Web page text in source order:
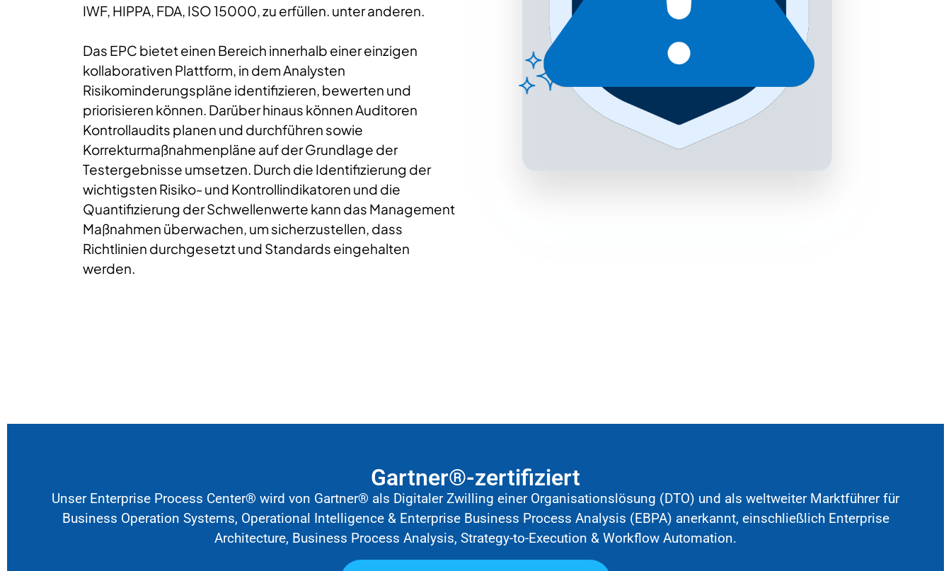
IWF, HIPPA, FDA, ISO 15000, zu erfüllen. unter anderen.
Das EPC bietet einen Bereich innerhalb einer einzigen
kollaborativen Plattform, in dem Analysten
Risikominderungspläne identifizieren, bewerten und
priorisieren können. Darüber hinaus können Auditoren
Kontrollaudits planen und durchführen sowie
Korrekturmaßnahmenpläne auf der Grundlage der
Testergebnisse umsetzen. Durch die Identifizierung der
wichtigsten Risiko- und Kontrollindikatoren und die
Quantifizierung der Schwellenwerte kann das Management
Maßnahmen überwachen, um sicherzustellen, dass
Richtlinien durchgesetzt und Standards eingehalten
werden.
Gartner®-zertifiziert
Unser Enterprise Process Center® wird von Gartner® als Digitaler Zwilling einer Organisationslösung (DTO) und als weltweiter Marktführer für
Business Operation Systems, Operational Intelligence & Enterprise Business Process Analysis (EBPA) anerkannt, einschließlich Enterprise
Architecture, Business Process Analysis, Strategy-to-Execution & Workflow Automation.